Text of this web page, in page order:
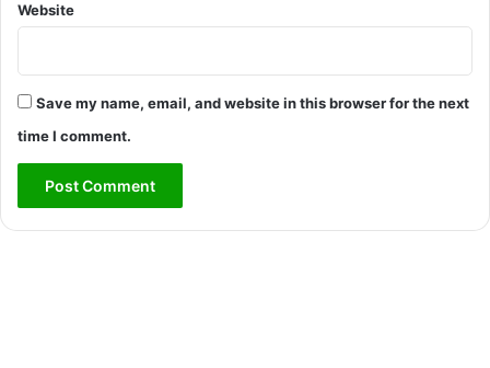
Website
Save my name, email, and website in this browser for the next
time I comment.